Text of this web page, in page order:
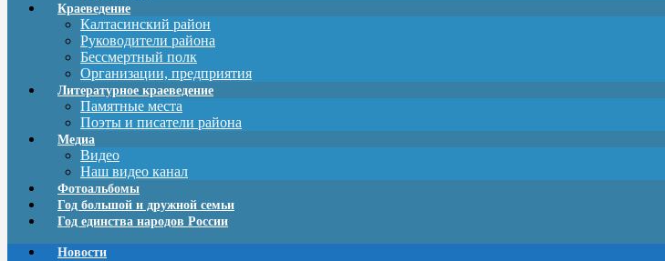
Краеведение
Калтасинский район
Руководители района
Бессмертный полк
Организации, предприятия
Литературное краеведение
Памятные места
Поэты и писатели района
Медиа
Видео
Наш видео канал
Фотоальбомы
Год большой и дружной семьи
Год единства народов России
Новости